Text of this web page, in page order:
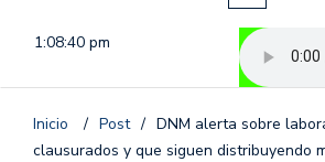
1:08:41 pm
Inicio / Post / DNM alerta sobre
clausurados y que siguen distribuyendo